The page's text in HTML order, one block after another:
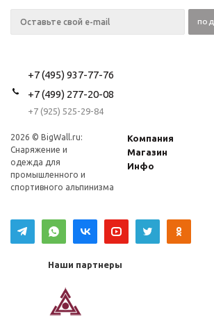
+7 (495) 937-77-76
+7 (499) 277-20-08
+7 (925) 525-29-84
2026 © BigWall.ru:
Снаряжение и
одежда для
промышленного и
спортивного альпинизма
Компания
Магазин
Инфо
Наши партнеры